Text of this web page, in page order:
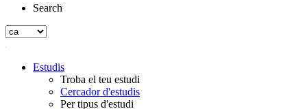
Search
Estudis
Troba el teu estudi
Cercador d'estudis
Per tipus d'estudi